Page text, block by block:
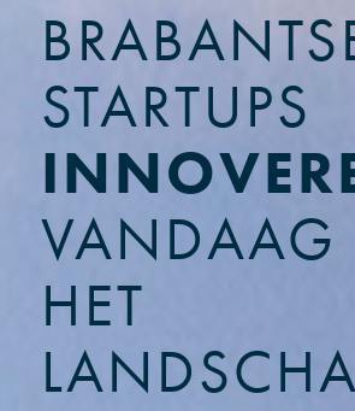
STARTUPS
VANDAAG
HET